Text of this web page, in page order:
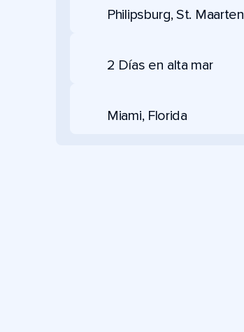
Philipsburg, St. Maarten
2 Días en alta mar
Miami, Florida